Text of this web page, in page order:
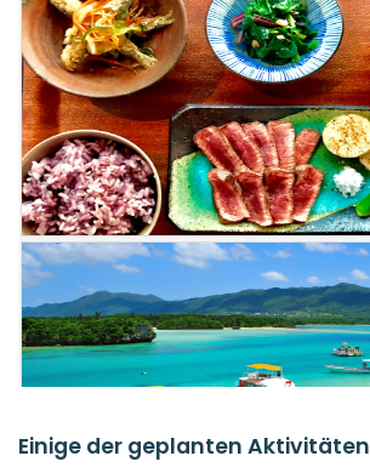
Einige der geplanten Aktivitäten